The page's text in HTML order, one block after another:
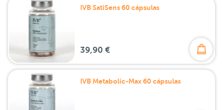
IVB SatiSens 60 cápsulas
39,90 €
IVB Metabolic-Max 60 cápsulas